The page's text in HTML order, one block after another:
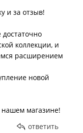
и за отзыв!
достаточно
коллекции, и
расширением
новой
нашем магазине!
ответить